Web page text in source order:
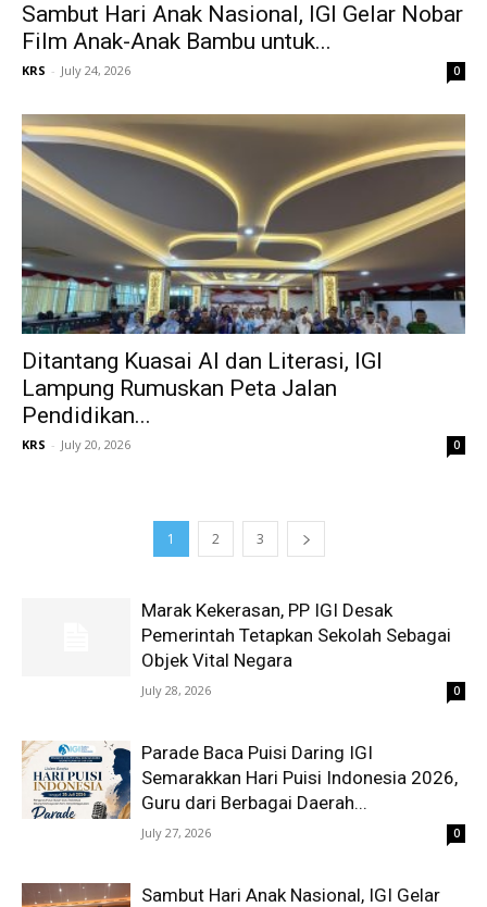
Sambut Hari Anak Nasional, IGI Gelar Nobar
Film Anak-Anak Bambu untuk...
KRS - July 24, 2026 0
Ditantang Kuasai AI dan Literasi, IGI
Lampung Rumuskan Peta Jalan
Pendidikan...
KRS - July 20, 2026 0
1 2 3
Marak Kekerasan, PP IGI Desak
Pemerintah Tetapkan Sekolah Sebagai
Objek Vital Negara
July 28, 2026 0
Parade Baca Puisi Daring IGI
Semarakkan Hari Puisi Indonesia 2026,
Guru dari Berbagai Daerah...
July 27, 2026 0
Sambut Hari Anak Nasional, IGI Gelar